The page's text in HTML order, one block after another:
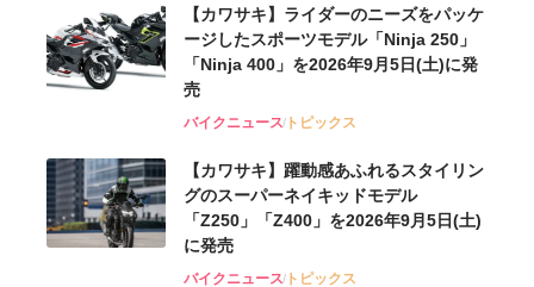
【カワサキ】ライダーのニーズをパッケ
ージしたスポーツモデル「Ninja 250」
「Ninja 400」を2026年9月5日(土)に発
売
バイクニューストピックス
【カワサキ】躍動感あふれるスタイリン
グのスーパーネイキッドモデル
「Z250」「Z400」を2026年9月5日(土)
に発売
バイクニューストピックス